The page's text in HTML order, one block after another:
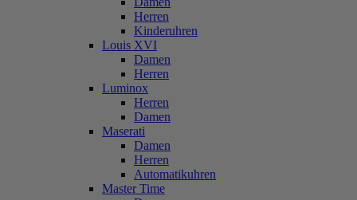
Herren
Kinderuhren
Louis XVI
Damen
Herren
Luminox
Herren
Damen
Maserati
Damen
Herren
Automatikuhren
Master Time